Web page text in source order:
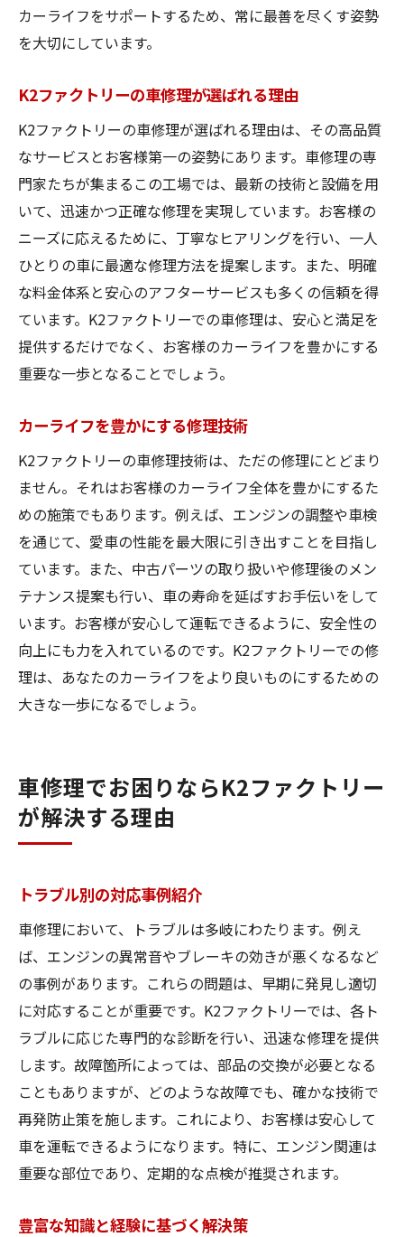
カーライフをサポートするため、常に最善を尽くす姿勢
を大切にしています。
K2ファクトリーの車修理が選ばれる理由
K2ファクトリーの車修理が選ばれる理由は、その高品質
なサービスとお客様第一の姿勢にあります。車修理の専
門家たちが集まるこの工場では、最新の技術と設備を用
いて、迅速かつ正確な修理を実現しています。お客様の
ニーズに応えるために、丁寧なヒアリングを行い、一人
ひとりの車に最適な修理方法を提案します。また、明確
な料金体系と安心のアフターサービスも多くの信頼を得
ています。K2ファクトリーでの車修理は、安心と満足を
提供するだけでなく、お客様のカーライフを豊かにする
重要な一歩となることでしょう。
カーライフを豊かにする修理技術
K2ファクトリーの車修理技術は、ただの修理にとどまり
ません。それはお客様のカーライフ全体を豊かにするた
めの施策でもあります。例えば、エンジンの調整や車検
を通じて、愛車の性能を最大限に引き出すことを目指し
ています。また、中古パーツの取り扱いや修理後のメン
テナンス提案も行い、車の寿命を延ばすお手伝いをして
います。お客様が安心して運転できるように、安全性の
向上にも力を入れているのです。K2ファクトリーでの修
理は、あなたのカーライフをより良いものにするための
大きな一歩になるでしょう。
車修理でお困りならK2ファクトリー
が解決する理由
トラブル別の対応事例紹介
車修理において、トラブルは多岐にわたります。例え
ば、エンジンの異常音やブレーキの効きが悪くなるなど
の事例があります。これらの問題は、早期に発見し適切
に対応することが重要です。K2ファクトリーでは、各ト
ラブルに応じた専門的な診断を行い、迅速な修理を提供
します。故障箇所によっては、部品の交換が必要となる
こともありますが、どのような故障でも、確かな技術で
再発防止策を施します。これにより、お客様は安心して
車を運転できるようになります。特に、エンジン関連は
重要な部位であり、定期的な点検が推奨されます。
豊富な知識と経験に基づく解決策